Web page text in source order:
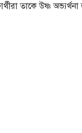
তাকে উষ্ণ অভ্যর্থনা